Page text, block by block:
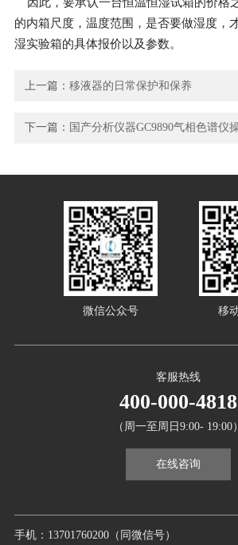
因此，要承认一台恒温恒湿试箱的价格
的内箱尺度，温度范围，是否要做湿度，
湿实验箱的具体报价以及参数。
上一篇：移液器的日常保护和保养
下一篇： 国产分析仪器GC9890气相色谱仪
手机：13701760200（同微信号）
客服热线
400-000-4818
（周一至周日9:00- 19:00）
在线咨询
微信公众号 移